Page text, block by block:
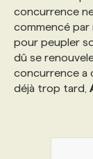
concurrence
commencé par
pour peupler
dû se
concurrence a
déjà trop tard,